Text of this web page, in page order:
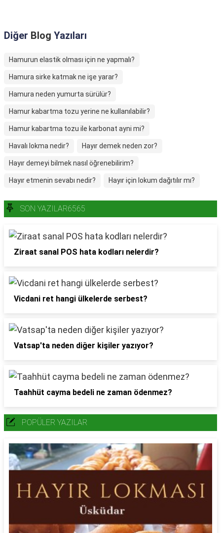
Diğer Blog Yazıları
Hamurun elastik olması için ne yapmalı?
Hamura sirke katmak ne işe yarar?
Hamura neden yumurta sürülür?
Hamur kabartma tozu yerine ne kullanılabilir?
Hamur kabartma tozu ile karbonat ayni mi?
Havalı lokma nedir? Hayır demek neden zor?
Hayır demeyi bilmek nasıl öğrenebilirim?
Hayır etmenin sevabı nedir? Hayır için lokum dağıtılır mı?
SON YAZILAR6565
Ziraat sanal POS hata kodları nelerdir?
Vicdani ret hangi ülkelerde serbest?
Vatsap'ta neden diğer kişiler yazıyor?
Taahhüt cayma bedeli ne zaman ödenmez?
POPÜLER YAZILAR